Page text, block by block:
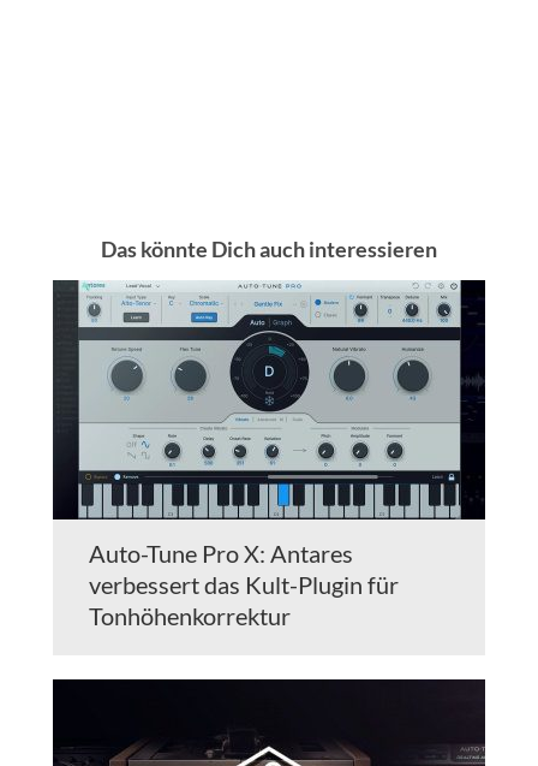
Das könnte Dich auch interessieren
Auto-Tune Pro X: Antares
verbessert das Kult-Plugin für
Tonhöhenkorrektur